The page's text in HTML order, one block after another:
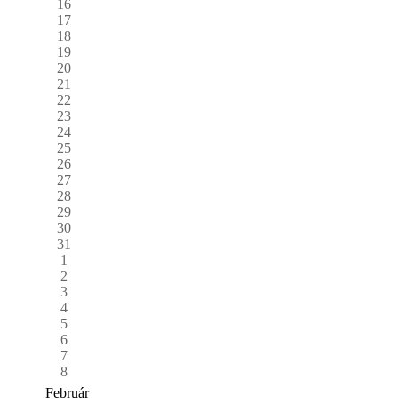
16
17
18
19
20
21
22
23
24
25
26
27
28
29
30
31
1
2
3
4
5
6
7
8
Február